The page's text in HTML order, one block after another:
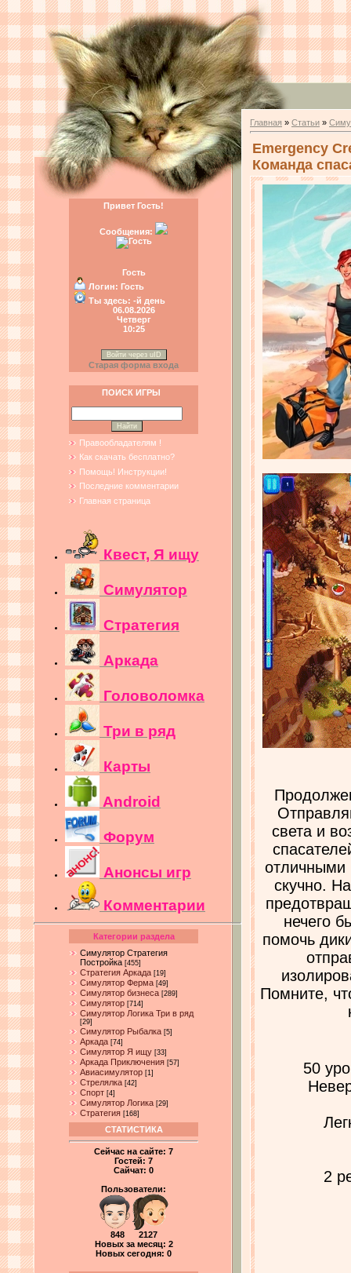
Привет Гость!
Сообщения:
Гость
Логин: Гость
Ты здесь: -й день
06.08.2026
Четверг
10:25
Войти через uID
Старая форма входа
ПОИСК ИГРЫ
Правообладателям !
Как скачать бесплатно?
Помощь! Инструкции!
Последние комментарии
Главная страница
Квест, Я ищу
Симулятор
Стратегия
Аркада
Головоломка
Три в ряд
Карты
Android
Форум
Анонсы игр
Комментарии
Категории раздела
Симулятор Стратегия
Постройка [455]
Стратегия Аркада [19]
Симулятор Ферма [49]
Симулятор бизнеса [289]
Симулятор [714]
Симулятор Логика Три в ряд
[29]
Симулятор Рыбалка [5]
Аркада [74]
Симулятор Я ищу [33]
Аркада Приключения [57]
Авиасимулятор [1]
Стрелялка [42]
Спорт [4]
Симулятор Логика [29]
Стратегия [168]
СТАТИСТИКА
Сейчас на сайте: 7
Гостей: 7
Сайчат: 0
Пользователи:
848 2127
Новых за месяц: 2
Новых сегодня: 0
Главная » Статьи »
Emergency
Команда
света и
отличными
скучно.
нечего
помочь
Помните,
50
2